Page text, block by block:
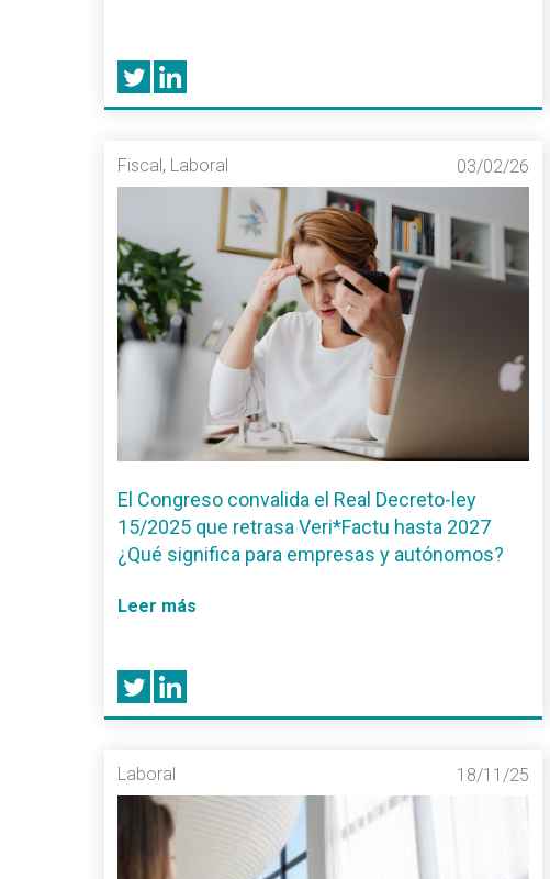
Fiscal, Laboral 03/02/26
El Congreso convalida el Real Decreto-ley
15/2025 que retrasa Veri*Factu hasta 2027
¿Qué significa para empresas y autónomos?
Leer más
Laboral 18/11/25